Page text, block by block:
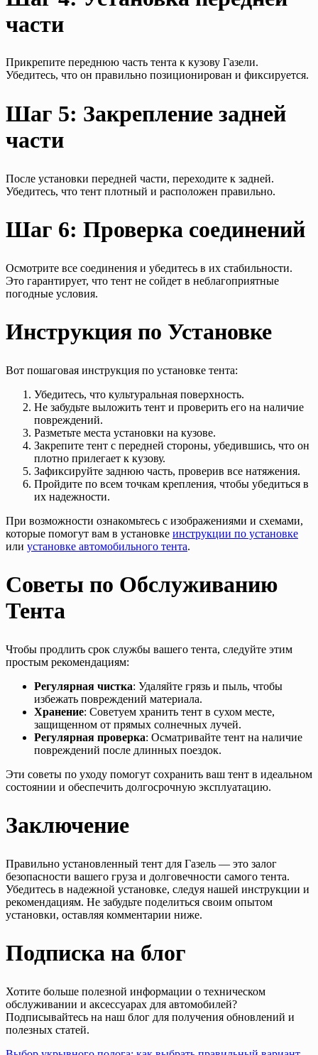
части
Прикрепите переднюю часть тента к кузову Газели.
Убедитесь, что он правильно позиционирован и фиксируется.
Шаг 5: Закрепление задней
части
После установки передней части, переходите к задней.
Убедитесь, что тент плотный и расположен правильно.
Шаг 6: Проверка соединений
Осмотрите все соединения и убедитесь в их стабильности.
Это гарантирует, что тент не сойдет в неблагоприятные
погодные условия.
Инструкция по Установке
Вот пошаговая инструкция по установке тента:
Убедитесь, что культуральная поверхность.
Не забудьте выложить тент и проверить его на наличие
повреждений.
Разметьте места установки на кузове.
Закрепите тент с передней стороны, убедившись, что он
плотно прилегает к кузову.
Зафиксируйте заднюю часть, проверив все натяжения.
Пройдите по всем точкам крепления, чтобы убедиться в
их надежности.
При возможности ознакомьтесь с изображениями и схемами,
которые помогут вам в установке инструкции по установке
или установке автомобильного тента.
Советы по Обслуживанию
Тента
Чтобы продлить срок службы вашего тента, следуйте этим
простым рекомендациям:
Регулярная чистка: Удаляйте грязь и пыль, чтобы
избежать повреждений материала.
Хранение: Советуем хранить тент в сухом месте,
защищенном от прямых солнечных лучей.
Регулярная проверка: Осматривайте тент на наличие
повреждений после длинных поездок.
Эти советы по уходу помогут сохранить ваш тент в идеальном
состоянии и обеспечить долгосрочную эксплуатацию.
Заключение
Правильно установленный тент для Газель — это залог
безопасности вашего груза и долговечности самого тента.
Убедитесь в надежной установке, следуя нашей инструкции и
рекомендациям. Не забудьте поделиться своим опытом
установки, оставляя комментарии ниже.
Подписка на блог
Хотите больше полезной информации о техническом
обслуживании и аксессуарах для автомобилей?
Подписывайтесь на наш блог для получения обновлений и
полезных статей.